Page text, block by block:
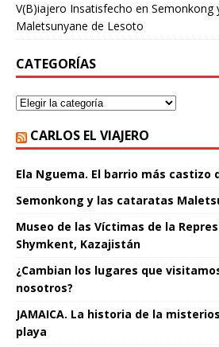
V(B)iajero Insatisfecho en Semonkong
Maletsunyane de Lesoto
CATEGORÍAS
CARLOS EL VIAJERO
Ela Nguema. El barrio más castizo
Semonkong y las cataratas
Museo de las Víctimas de la
Shymkent, Kazajistán
¿Cambian los lugares que
nosotros?
JAMAICA. La historia de la
playa